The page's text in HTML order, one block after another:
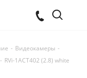
- Видеокамеры -
- RVi-1ACT402 (2.8) white